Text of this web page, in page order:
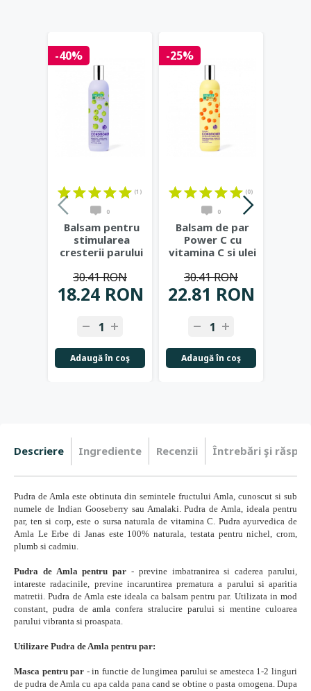
-40%
(1)
0
Balsam pentru
stimularea
cresterii parului
Miracle,...
18.24 RON
30.41 RON
Adaugă în coş
-25%
(0)
0
Balsam de par
Power C cu
vitamina C si ulei
400ml...
22.81 RON
30.41 RON
Adaugă în coş
Descriere Ingrediente Recenzii Întrebări şi
Pudra de Amla este obtinuta din semintele fructului Amla, cunoscut si sub
numele de Indian Gooseberry sau Amalaki. Pudra de Amla, ideala pentru
par, ten si corp, este o sursa naturala de vitamina C. Pudra ayurvedica de
Amla Le Erbe di Janas este 100% naturala, testata pentru nichel, crom,
plumb si cadmiu.
Pudra de Amla pentru par - previne imbatranirea si caderea parului,
intareste radacinile, previne incaruntirea prematura a parului si aparitia
matretii. Pudra de Amla este ideala ca balsam pentru par. Utilizata in mod
constant, pudra de amla confera stralucire parului si mentine culoarea
parului vibranta si proaspata.
Utilizare Pudra de Amla pentru par:
Masca pentru par -in functie de lungimea parului se amesteca 1-2 linguri
de pudra de Amla cu apa calda pana cand se obtine o pasta omogena. Dupa